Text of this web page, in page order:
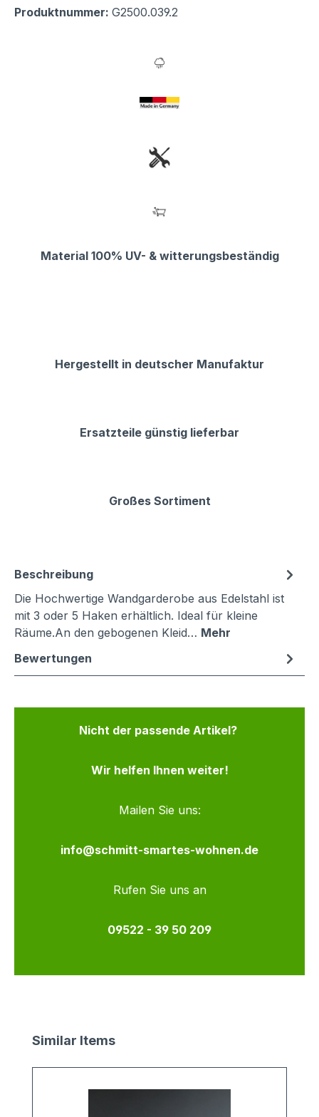
Produktnummer: G2500.039.2
Material 100% UV- & witterungsbeständig
Hergestellt in deutscher Manufaktur
Ersatzteile günstig lieferbar
Großes Sortiment
Beschreibung
Die Hochwertige Wandgarderobe aus Edelstahl ist
mit 3 oder 5 Haken erhältlich. Ideal für kleine
Räume.An den gebogenen Kleid… Mehr
Bewertungen
Nicht der passende Artikel?
Wir helfen Ihnen weiter!
Mailen Sie uns:
info@schmitt-smartes-wohnen.de
Rufen Sie uns an
09522 - 39 50 209
Produktgalerie überspringen
Similar Items